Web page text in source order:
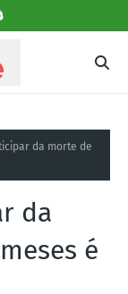
da morte de
da
é